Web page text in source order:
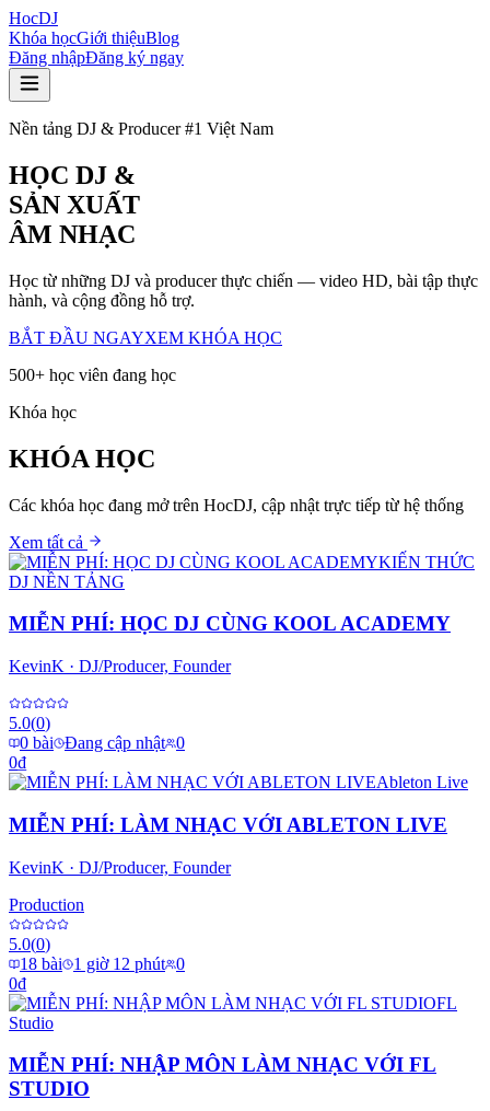
HocDJ
Khóa họcGiới thiệuBlog
Đăng nhậpĐăng ký ngay
Nền tảng DJ & Producer #1 Việt Nam
HỌC DJ &
SẢN XUẤT
ÂM NHẠC
Học từ những DJ và producer thực chiến — video HD, bài tập thực
hành, và cộng đồng hỗ trợ.
BẮT ĐẦU NGAYXEM KHÓA HỌC
500+ học viên đang học
Khóa học
KHÓA HỌC
Các khóa học đang mở trên HocDJ, cập nhật trực tiếp từ hệ thống
Xem tất cả
KIẾN THỨC
DJ NỀN TẢNG
MIỄN PHÍ: HỌC DJ CÙNG KOOL ACADEMY
KevinK · DJ/Producer, Founder
5.0(0)
0 bài Đang cập nhật 0
0₫
Ableton Live
MIỄN PHÍ: LÀM NHẠC VỚI ABLETON LIVE
KevinK · DJ/Producer, Founder
Production
5.0(0)
18 bài 1 giờ 12 phút 0
0₫
FL
Studio
MIỄN PHÍ: NHẬP MÔN LÀM NHẠC VỚI FL
STUDIO